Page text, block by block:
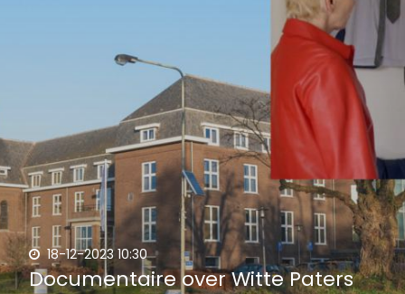
18-12-2023 10:30
Documentaire over Witte Paters